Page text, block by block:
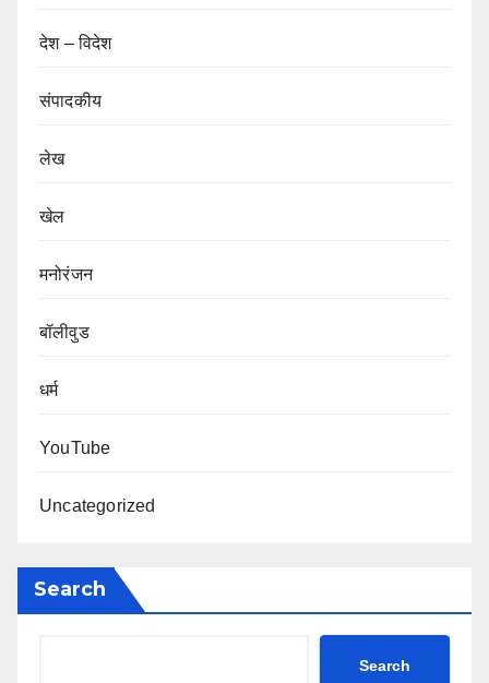
देश – विदेश
संपादकीय
लेख
खेल
मनोरंजन
बॉलीवुड
धर्म
YouTube
Uncategorized
Search
Search